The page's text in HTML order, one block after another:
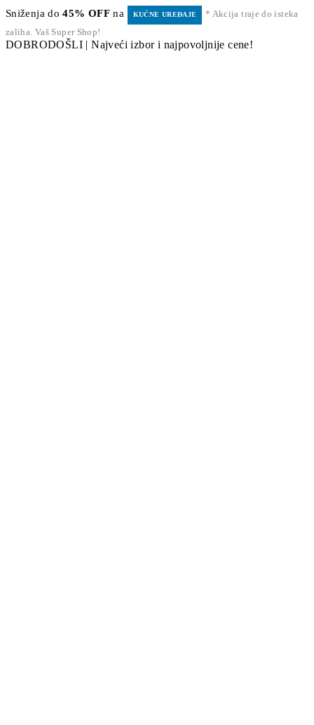
Sniženja do45% OFF na KUĆNE UREĐAJE
* Akcija traje do isteka
zaliha. Vaš Super Shop!
DOBRODOŠLI | Najveći izbor i najpovoljnije cene!